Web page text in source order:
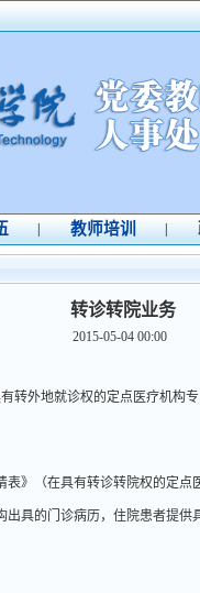
教师培训
转诊转院业务
2015-05-04 00:00
转外地就诊权的定点医疗机构
》（在具有转诊转院权的定点
具的门诊病历，住院患者提